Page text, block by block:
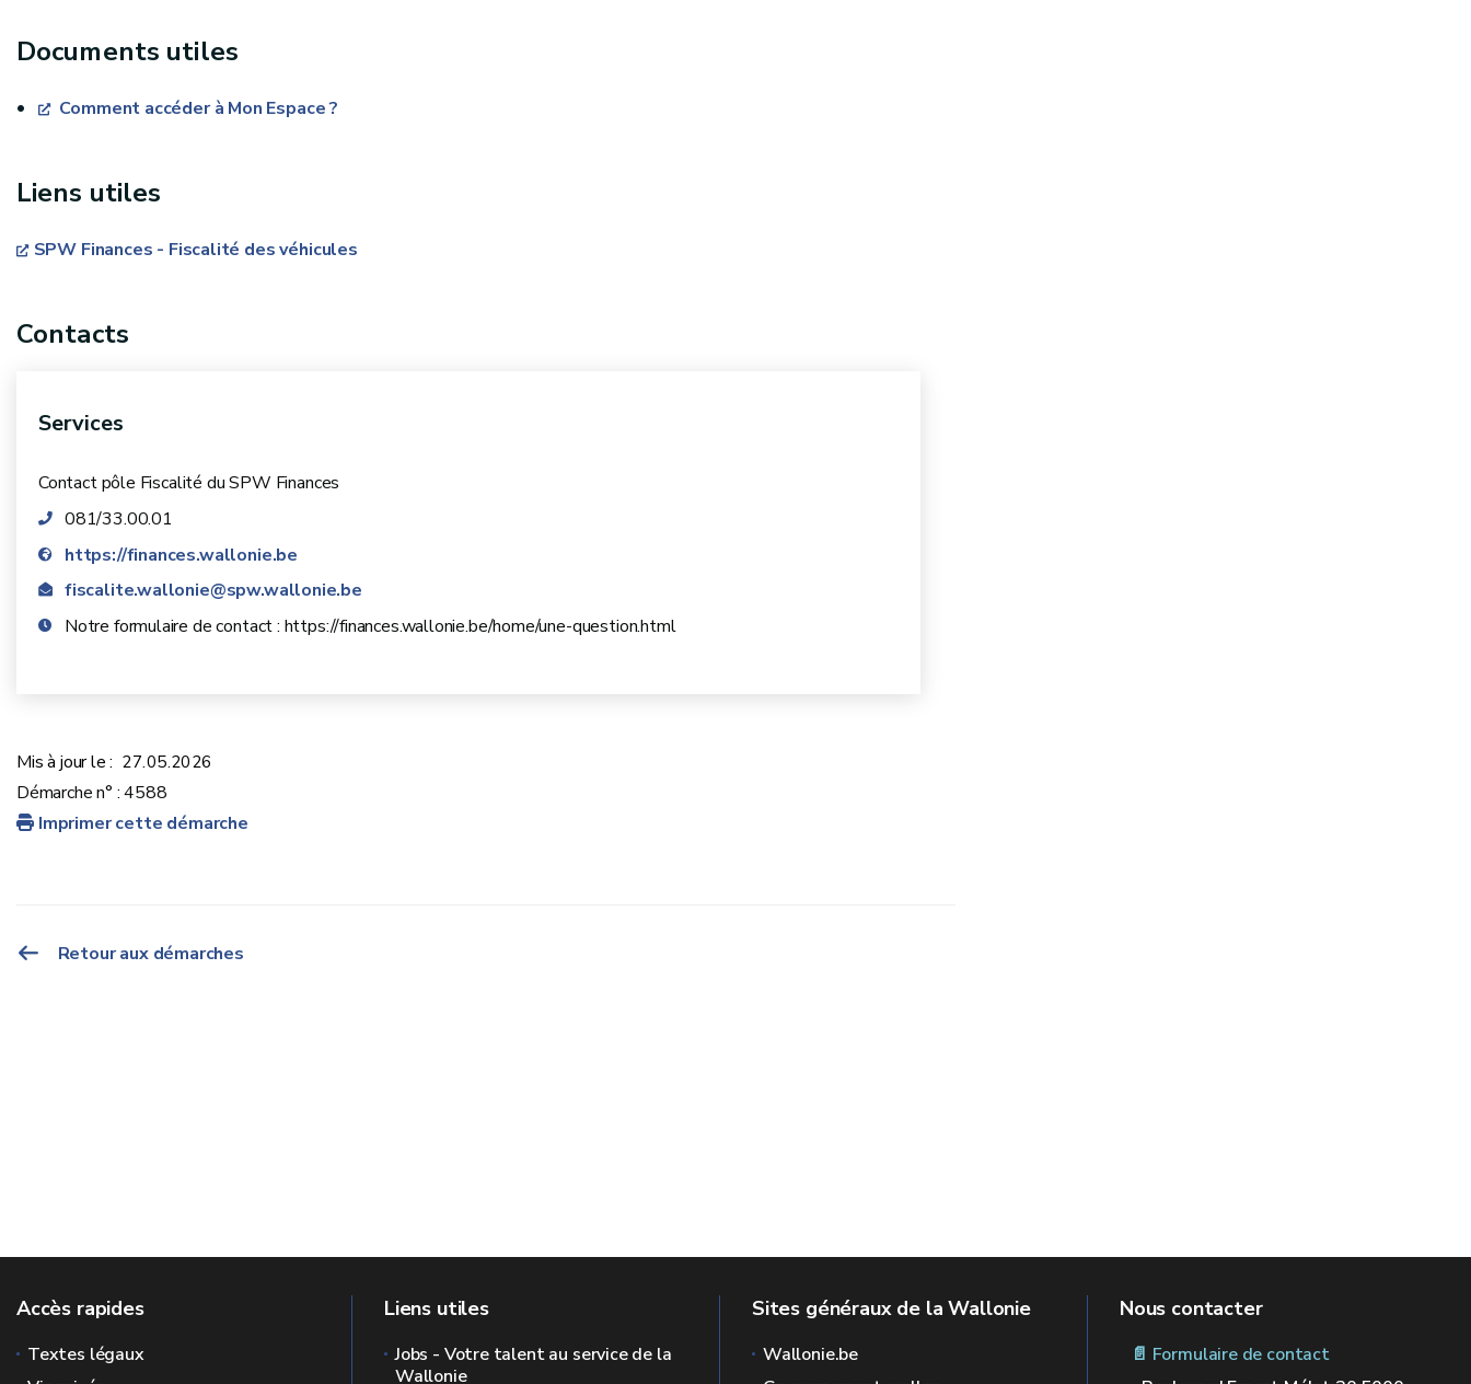
Documents utiles
Comment accéder à Mon Espace ?
Liens utiles
SPW Finances - Fiscalité des véhicules
Contacts
Services
Contact pôle Fiscalité du SPW Finances
081/33.00.01
https://finances.wallonie.be
fiscalite.wallonie@spw.wallonie.be
Notre formulaire de contact : https://finances.wallonie.be/home/une-question.html
Mis à jour le : 27.05.2026
Démarche n° : 4588
Imprimer cette démarche
Retour aux démarches
Accès rapides
Textes légaux
Liens utiles
Jobs - Votre talent au service de la
Wallonie
Sites généraux de la Wallonie
Wallonie.be
Nous contacter
📄 Formulaire de contact